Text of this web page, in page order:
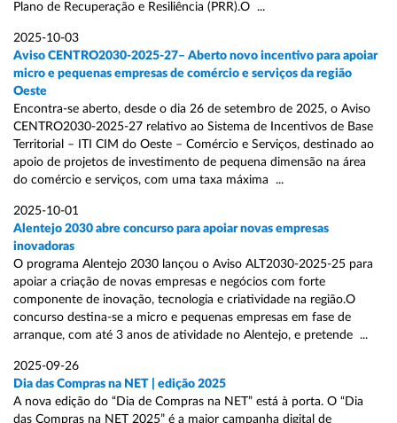
Plano de Recuperação e Resiliência (PRR).O ...
2025-10-03
Aviso CENTRO2030-2025-27– Aberto novo incentivo para apoiar
micro e pequenas empresas de comércio e serviços da região
Oeste
Encontra-se aberto, desde o dia 26 de setembro de 2025, o Aviso
CENTRO2030-2025-27 relativo ao Sistema de Incentivos de Base
Territorial – ITI CIM do Oeste – Comércio e Serviços, destinado ao
apoio de projetos de investimento de pequena dimensão na área
do comércio e serviços, com uma taxa máxima ...
2025-10-01
Alentejo 2030 abre concurso para apoiar novas empresas
inovadoras
O programa Alentejo 2030 lançou o Aviso ALT2030-2025-25 para
apoiar a criação de novas empresas e negócios com forte
componente de inovação, tecnologia e criatividade na região.O
concurso destina-se a micro e pequenas empresas em fase de
arranque, com até 3 anos de atividade no Alentejo, e pretende ...
2025-09-26
Dia das Compras na NET | edição 2025
A nova edição do “Dia de Compras na NET” está à porta. O “Dia
das Compras na NET 2025” é a maior campanha digital de